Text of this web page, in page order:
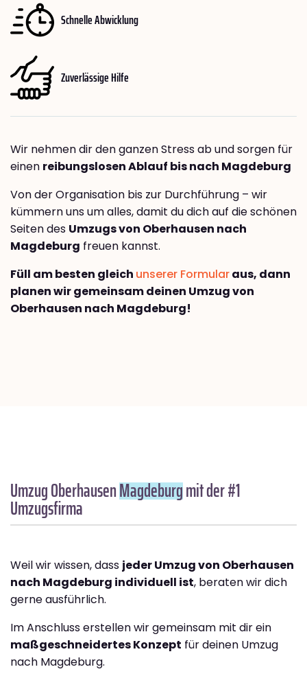
Schnelle Abwicklung
Zuverlässige Hilfe
Wir nehmen dir den ganzen Stress ab und sorgen für
einen reibungslosen Ablauf bis nach Magdeburg
Von der Organisation bis zur Durchführung – wir
kümmern uns um alles, damit du dich auf die schönen
Seiten des Umzugs von Oberhausen nach
Magdeburg freuen kannst.
Füll am besten gleich unserer Formularaus, dann
planen wir gemeinsam deinen Umzug von
Oberhausen nach Magdeburg!
Umzug OberhausenMagdeburgmit der #1
Umzugsfirma
Weil wir wissen, dass jeder Umzug von Oberhausen
nach Magdeburg individuell ist, beraten wir dich
gerne ausführlich.
Im Anschluss erstellen wir gemeinsam mit dir ein
maßgeschneidertes Konzept für deinen Umzug
nach Magdeburg.